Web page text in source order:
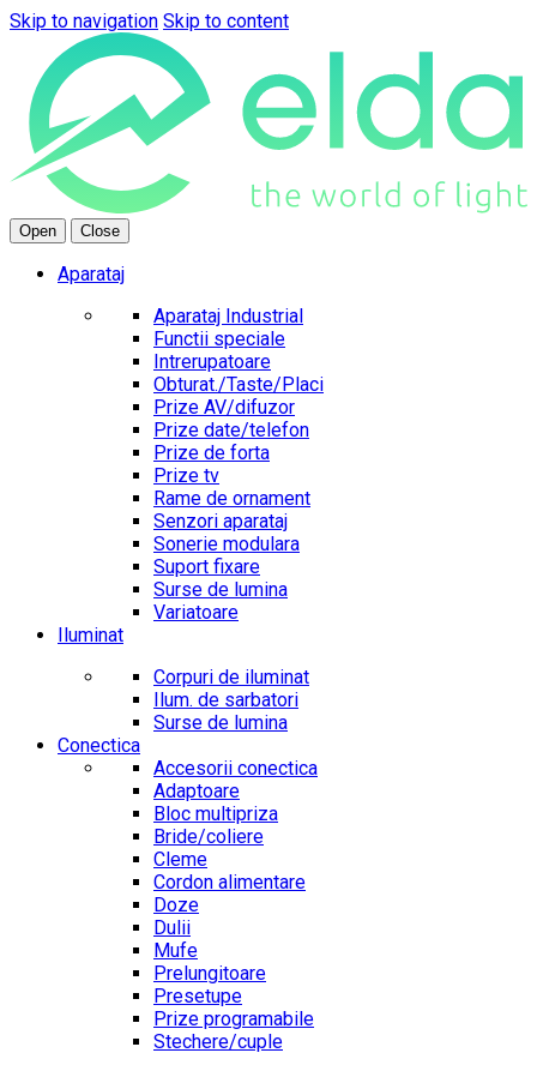
Skip to navigation Skip to content
Open Close
Aparataj
Aparataj Industrial
Functii speciale
Intrerupatoare
Obturat./Taste/Placi
Prize AV/difuzor
Prize date/telefon
Prize de forta
Prize tv
Rame de ornament
Senzori aparataj
Sonerie modulara
Suport fixare
Surse de lumina
Variatoare
Iluminat
Corpuri de iluminat
Ilum. de sarbatori
Surse de lumina
Conectica
Accesorii conectica
Adaptoare
Bloc multipriza
Bride/coliere
Cleme
Cordon alimentare
Doze
Dulii
Mufe
Prelungitoare
Presetupe
Prize programabile
Stechere/cuple